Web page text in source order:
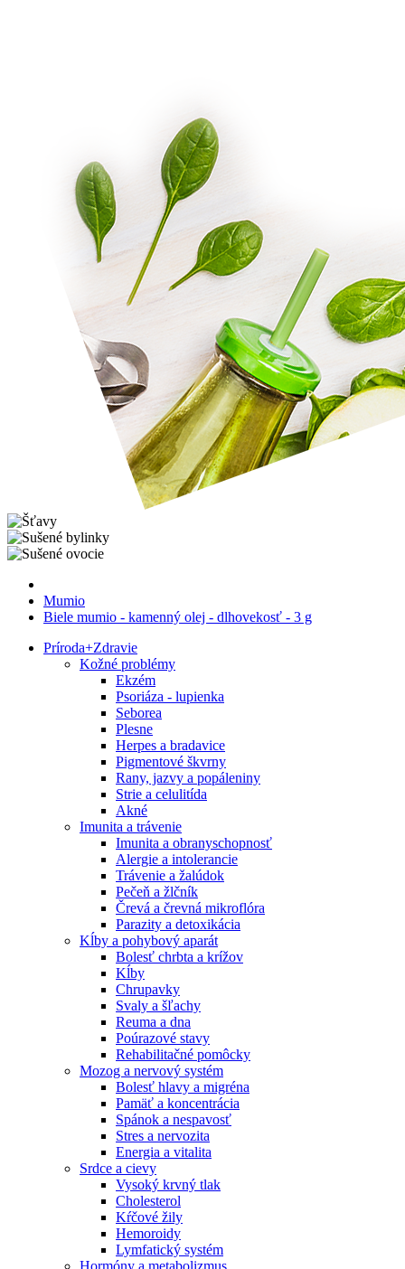
Mumio
Biele mumio - kamenný olej - dlhovekosť - 3 g
Príroda+Zdravie
Kožné problémy
Ekzém
Psoriáza - lupienka
Seborea
Plesne
Herpes a bradavice
Pigmentové škvrny
Rany, jazvy a popáleniny
Strie a celulitída
Akné
Imunita a trávenie
Imunita a obranyschopnosť
Alergie a intolerancie
Trávenie a žalúdok
Pečeň a žlčník
Črevá a črevná mikroflóra
Parazity a detoxikácia
Kĺby a pohybový aparát
Bolesť chrbta a krížov
Kĺby
Chrupavky
Svaly a šľachy
Reuma a dna
Poúrazové stavy
Rehabilitačné pomôcky
Mozog a nervový systém
Bolesť hlavy a migréna
Pamäť a koncentrácia
Spánok a nespavosť
Stres a nervozita
Energia a vitalita
Srdce a cievy
Vysoký krvný tlak
Cholesterol
Kŕčové žily
Hemoroidy
Lymfatický systém
Hormóny a metabolizmus